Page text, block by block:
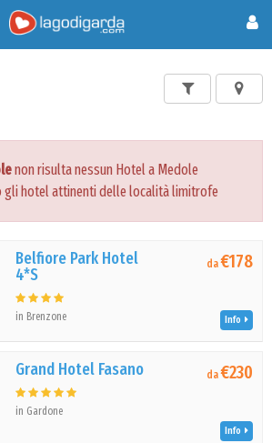
non risulta nessun Hotel a Medole
gli hotel attinenti delle località limitrofe
Belfiore Park Hotel
4*S
in Brenzone
da€178
Info
Grand Hotel Fasano
in Gardone
da€230
Info